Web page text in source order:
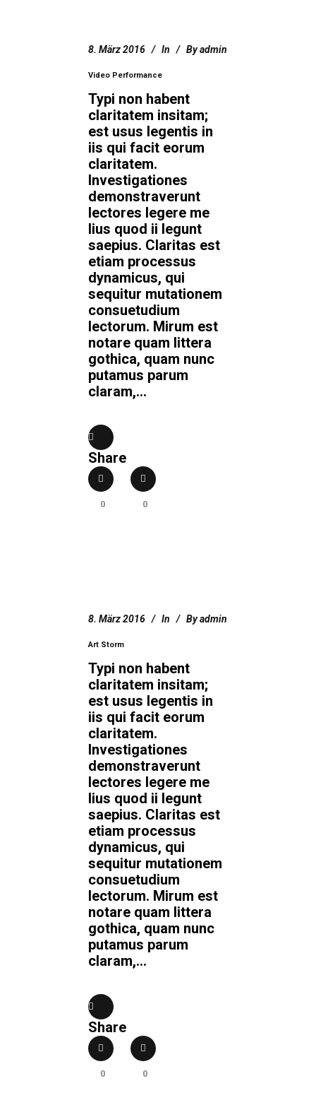
8. März 2016 In Byadmin
Video Performance
Typi non habent
claritatem insitam;
est usus legentis in
iis qui facit eorum
claritatem.
Investigationes
demonstraverunt
lectores legere me
lius quod ii legunt
saepius. Claritas est
etiam processus
dynamicus, qui
sequitur mutationem
consuetudium
lectorum. Mirum est
notare quam littera
gothica, quam nunc
putamus parum
claram,...
Share
0 0
8. März 2016 In Byadmin
Art Storm
Typi non habent
claritatem insitam;
est usus legentis in
iis qui facit eorum
claritatem.
Investigationes
demonstraverunt
lectores legere me
lius quod ii legunt
saepius. Claritas est
etiam processus
dynamicus, qui
sequitur mutationem
consuetudium
lectorum. Mirum est
notare quam littera
gothica, quam nunc
putamus parum
claram,...
Share
0 0